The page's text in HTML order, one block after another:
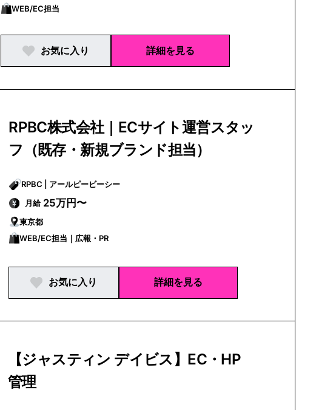
WEB/EC担当
お気に入り 詳細を見る
RPBC株式会社｜ECサイト運営スタッ
フ（既存・新規ブランド担当）
RPBC | アールピービーシー
月給 25万円〜
東京都
WEB/EC担当｜広報・PR
お気に入り 詳細を見る
【ジャスティン デイビス】EC・HP
管理